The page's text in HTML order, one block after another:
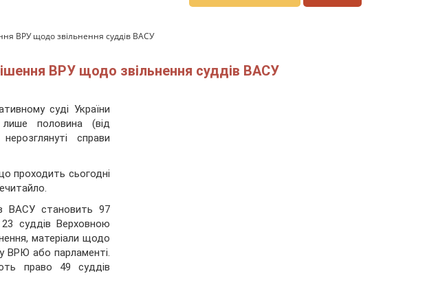
ВРУ щодо звільнення суддів ВАСУ
ВРУ щодо звільнення суддів ВАСУ
суді України
половина (від
справи
проходить сьогодні
ВАСУ становить 97
суддів Верховною
матеріали щодо
ВРЮ або парламенті.
право 49 суддів